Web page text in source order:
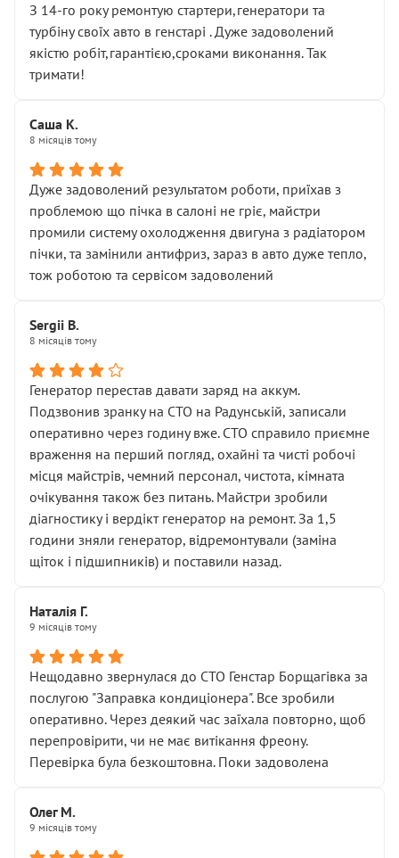
З 14-го року ремонтую стартери,генератори та
турбіну своїх авто в генстарі . Дуже задоволений
якістю робіт,гарантією,сроками виконання. Так
тримати!
Саша К.
8 місяців тому
Дуже задоволений результатом роботи, приїхав з
проблемою що пічка в салоні не гріє, майстри
промили систему охолодження двигуна з радіатором
пічки, та замінили антифриз, зараз в авто дуже тепло,
тож роботою та сервісом задоволений
Sergii B.
8 місяців тому
Генератор перестав давати заряд на аккум.
Подзвонив зранку на СТО на Радунській, записали
оперативно через годину вже. СТО справило приємне
враження на перший погляд, охайні та чисті робочі
місця майстрів, чемний персонал, чистота, кімната
очікування також без питань. Майстри зробили
діагностику і вердікт генератор на ремонт. За 1,5
години зняли генератор, відремонтували (заміна
щіток і підшипників) и поставили назад.
Наталія Г.
9 місяців тому
Нещодавно звернулася до СТО Генстар Борщагівка за
послугою "Заправка кондиціонера". Все зробили
оперативно. Через деякий час заїхала повторно, щоб
перепровірити, чи не має витікання фреону.
Перевірка була безкоштовна. Поки задоволена
Олег М.
9 місяців тому